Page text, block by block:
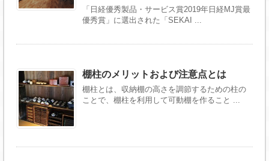
「日経優秀製品・サービス賞2019年日経MJ賞最
優秀賞」に選出された「SEKAI ...
棚柱のメリットおよび注意点とは
棚柱とは、収納棚の高さを調節するための柱の
ことで、棚柱を利用して可動棚を作ること ...